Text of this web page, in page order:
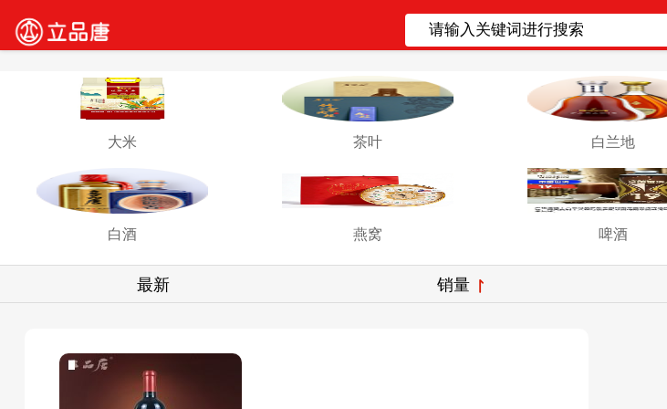
大米 茶叶 白兰地
白酒 燕窝 啤酒
最新 销量